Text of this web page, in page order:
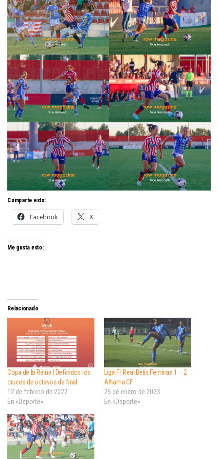
Comparte esto:
Facebook X
Me gusta esto:
Relacionado
Copa de la Reina | Definidos los
cruces de octavos de final
12 de febrero de 2022
En «Deporte»
Liga F | Real Betis Féminas 1 – 2
Alhama CF
25 de enero de 2023
En «Deporte»